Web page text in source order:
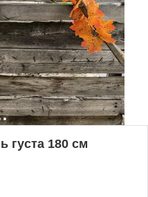
густа 180 см